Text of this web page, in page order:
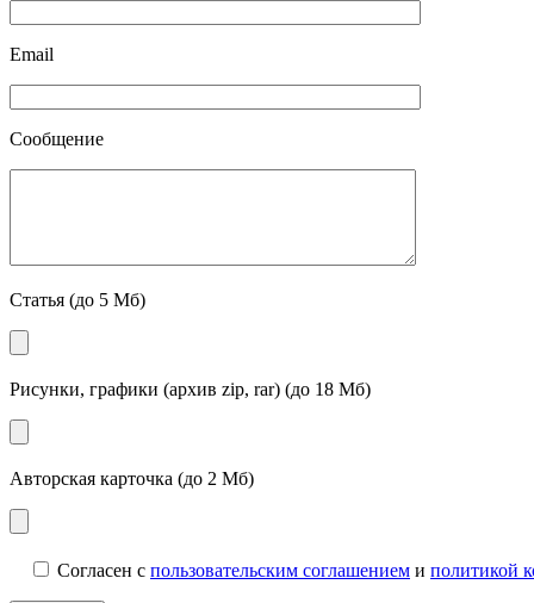
Email
Сообщение
Статья (до 5 Мб)
Рисунки, графики (архив zip, rar) (до 18 Мб)
Авторская карточка (до 2 Мб)
Согласен с пользовательским соглашением и политикой